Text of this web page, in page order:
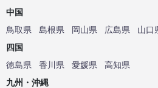
中国
鳥取県
島根県 岡山県 広島県
山口
四国
徳島県
香川県 愛媛県
高知県
九州・沖縄